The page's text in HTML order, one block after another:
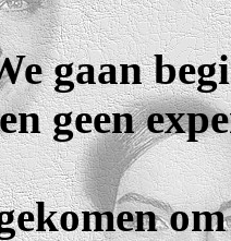
gaan
geen